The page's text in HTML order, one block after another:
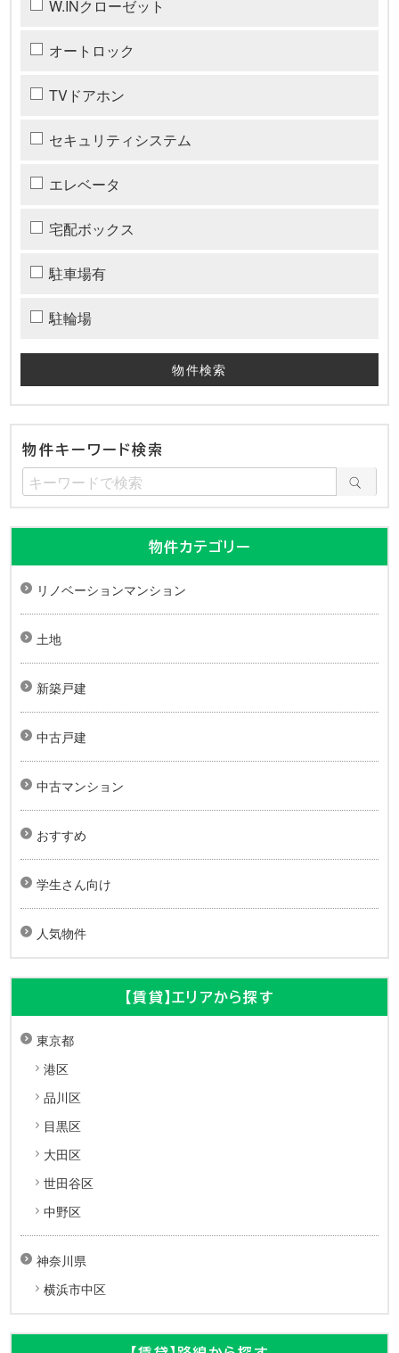
W.INクローゼット
オートロック
TVドアホン
セキュリティシステム
エレベータ
宅配ボックス
駐車場有
駐輪場
物件キーワード検索
物件カテゴリー
リノベーションマンション
土地
新築戸建
中古戸建
中古マンション
おすすめ
学生さん向け
人気物件
【賃貸】エリアから探す
東京都
港区
品川区
目黒区
大田区
世田谷区
中野区
神奈川県
横浜市中区